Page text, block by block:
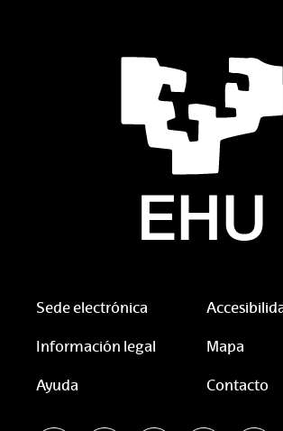
Sede electrónica
Información legal Mapa
Ayuda Contacto